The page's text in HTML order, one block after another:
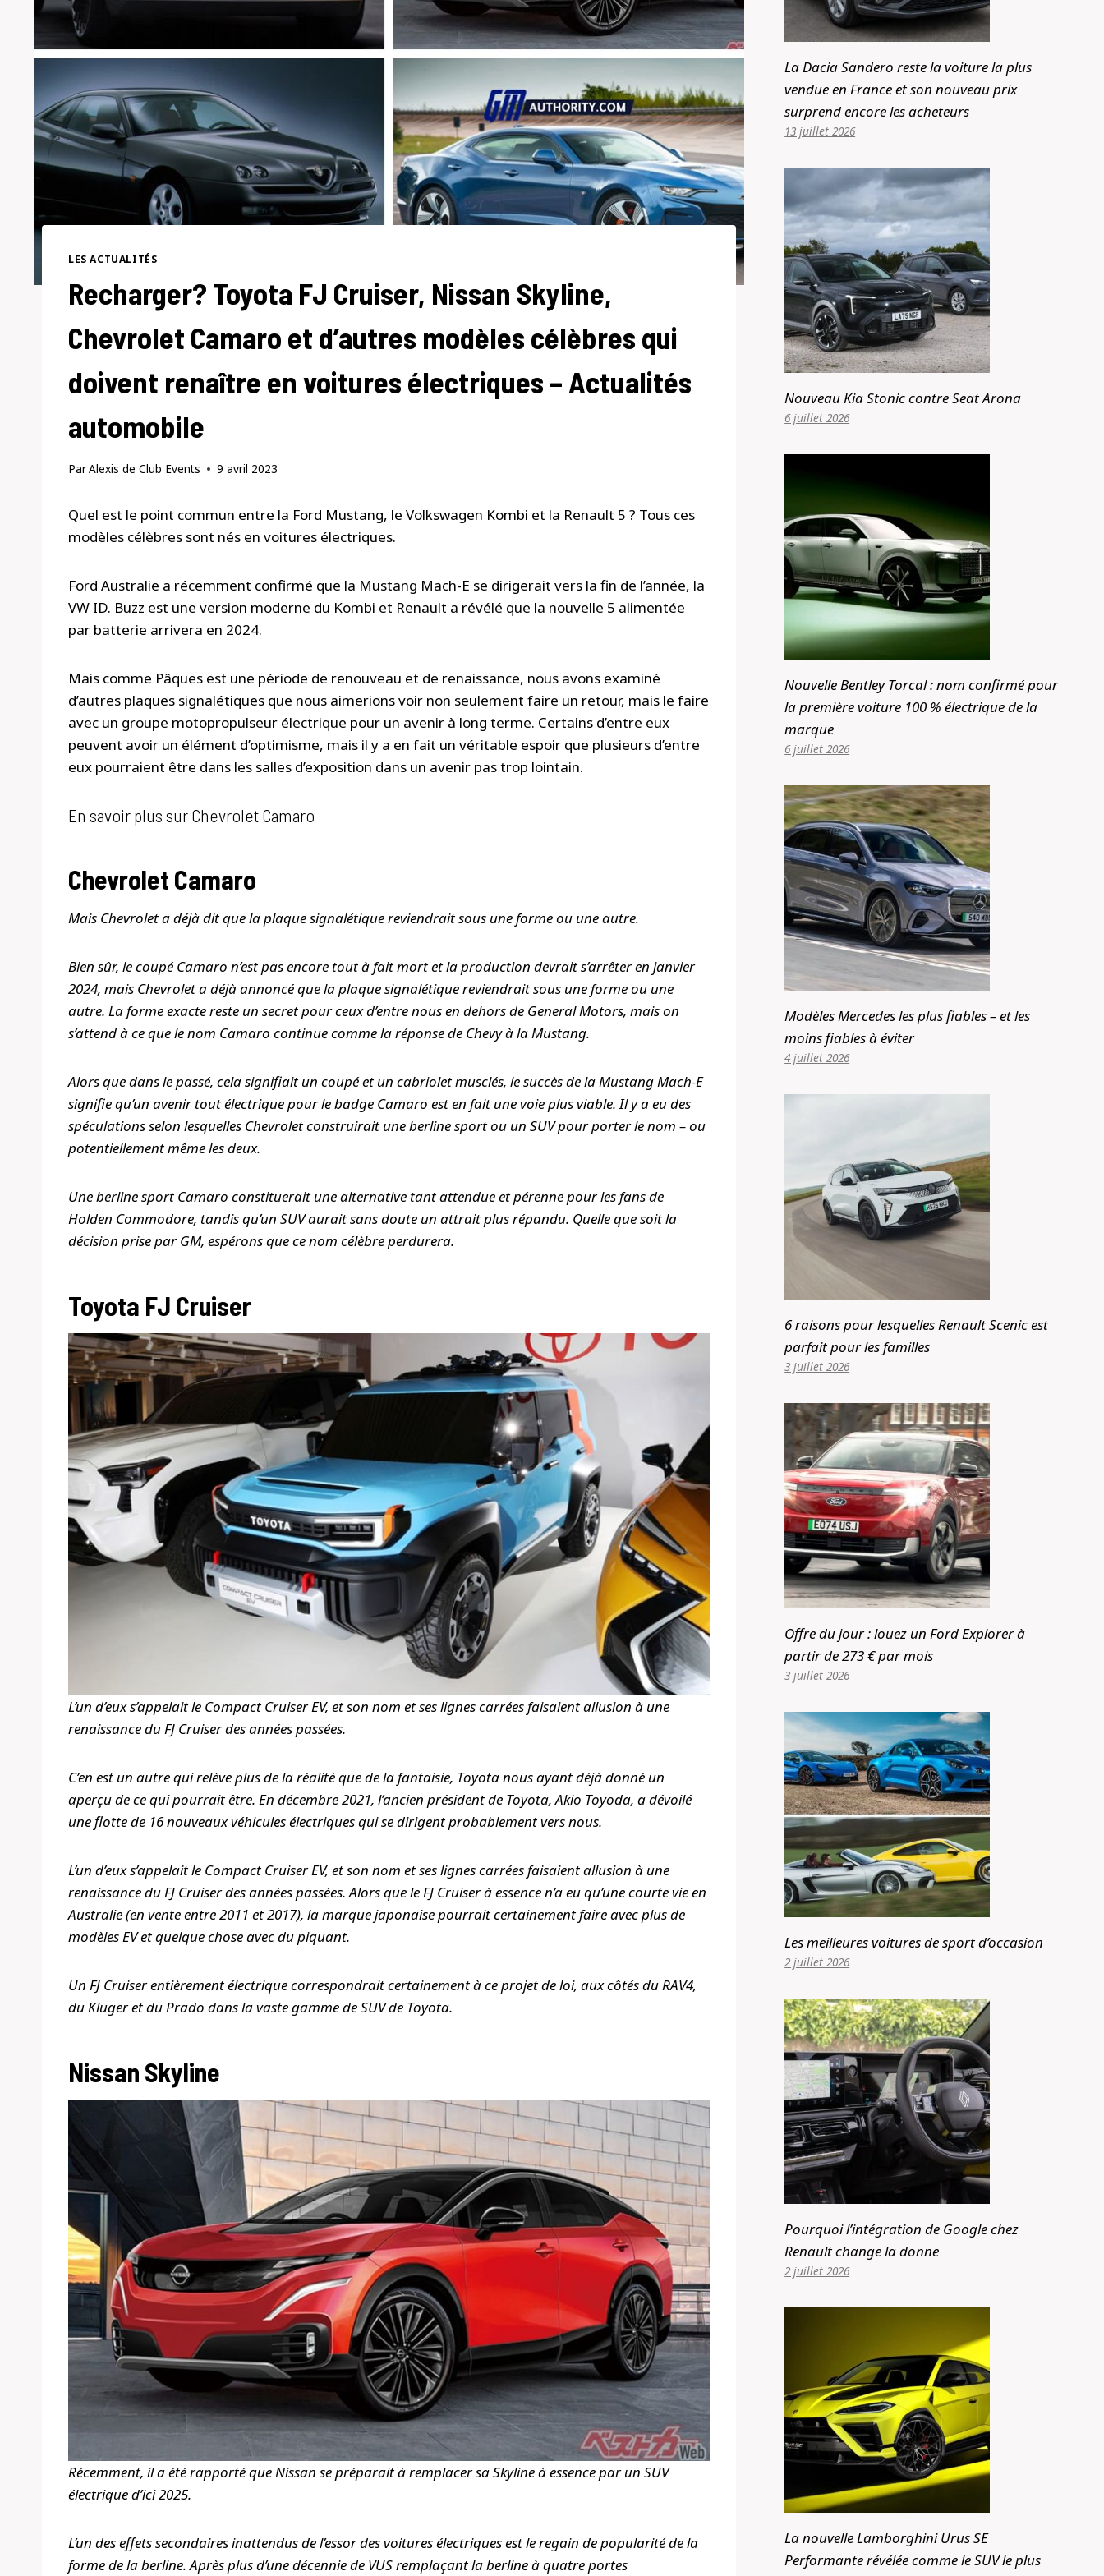
LES ACTUALITÉS
Recharger? Toyota FJ Cruiser, Nissan Skyline,
Chevrolet Camaro et d’autres modèles célèbres qui
doivent renaître en voitures électriques – Actualités
automobile
ParAlexis de Club Events 9 avril 2023
Quel est le point commun entre la Ford Mustang, le Volkswagen Kombi et la Renault 5 ? Tous ces
modèles célèbres sont nés en voitures électriques.
Ford Australie a récemment confirmé que la Mustang Mach-E se dirigerait vers la fin de l’année, la
VW ID. Buzz est une version moderne du Kombi et Renault a révélé que la nouvelle 5 alimentée
par batterie arrivera en 2024.
Mais comme Pâques est une période de renouveau et de renaissance, nous avons examiné
d’autres plaques signalétiques que nous aimerions voir non seulement faire un retour, mais le faire
avec un groupe motopropulseur électrique pour un avenir à long terme. Certains d’entre eux
peuvent avoir un élément d’optimisme, mais il y a en fait un véritable espoir que plusieurs d’entre
eux pourraient être dans les salles d’exposition dans un avenir pas trop lointain.
En savoir plus sur Chevrolet Camaro
Chevrolet Camaro
Mais Chevrolet a déjà dit que la plaque signalétique reviendrait sous une forme ou une autre.
Bien sûr, le coupé Camaro n’est pas encore tout à fait mort et la production devrait s’arrêter en janvier
2024, mais Chevrolet a déjà annoncé que la plaque signalétique reviendrait sous une forme ou une
autre. La forme exacte reste un secret pour ceux d’entre nous en dehors de General Motors, mais on
s’attend à ce que le nom Camaro continue comme la réponse de Chevy à la Mustang.
Alors que dans le passé, cela signifiait un coupé et un cabriolet musclés, le succès de la Mustang Mach-E
signifie qu’un avenir tout électrique pour le badge Camaro est en fait une voie plus viable. Il y a eu des
spéculations selon lesquelles Chevrolet construirait une berline sport ou un SUV pour porter le nom – ou
potentiellement même les deux.
Une berline sport Camaro constituerait une alternative tant attendue et pérenne pour les fans de
Holden Commodore, tandis qu’un SUV aurait sans doute un attrait plus répandu. Quelle que soit la
décision prise par GM, espérons que ce nom célèbre perdurera.
Toyota FJ Cruiser
L’un d’eux s’appelait le Compact Cruiser EV, et son nom et ses lignes carrées faisaient allusion à une
renaissance du FJ Cruiser des années passées.
C’en est un autre qui relève plus de la réalité que de la fantaisie, Toyota nous ayant déjà donné un
aperçu de ce qui pourrait être. En décembre 2021, l’ancien président de Toyota, Akio Toyoda, a dévoilé
une flotte de 16 nouveaux véhicules électriques qui se dirigent probablement vers nous.
L’un d’eux s’appelait le Compact Cruiser EV, et son nom et ses lignes carrées faisaient allusion à une
renaissance du FJ Cruiser des années passées. Alors que le FJ Cruiser à essence n’a eu qu’une courte vie en
Australie (en vente entre 2011 et 2017), la marque japonaise pourrait certainement faire avec plus de
modèles EV et quelque chose avec du piquant.
Un FJ Cruiser entièrement électrique correspondrait certainement à ce projet de loi, aux côtés du RAV4,
du Kluger et du Prado dans la vaste gamme de SUV de Toyota.
Nissan Skyline
Récemment, il a été rapporté que Nissan se préparait à remplacer sa Skyline à essence par un SUV
électrique d’ici 2025.
L’un des effets secondaires inattendus de l’essor des voitures électriques est le regain de popularité de la
forme de la berline. Après plus d’une décennie de VUS remplaçant la berline à quatre portes
La Dacia Sandero reste la voiture la plus
vendue en France et son nouveau prix
surprend encore les acheteurs
13 juillet 2026
Nouveau Kia Stonic contre Seat Arona
6 juillet 2026
Nouvelle Bentley Torcal : nom confirmé pour
la première voiture 100 % électrique de la
marque
6 juillet 2026
Modèles Mercedes les plus fiables – et les
moins fiables à éviter
4 juillet 2026
6 raisons pour lesquelles Renault Scenic est
parfait pour les familles
3 juillet 2026
Offre du jour : louez un Ford Explorer à
partir de 273 € par mois
3 juillet 2026
Les meilleures voitures de sport d’occasion
2 juillet 2026
Pourquoi l’intégration de Google chez
Renault change la donne
2 juillet 2026
La nouvelle Lamborghini Urus SE
Performante révélée comme le SUV le plus